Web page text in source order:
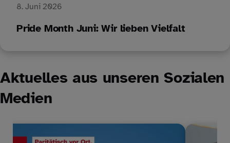
8. Juni 2026
Pride Month Juni: Wir lieben Vielfalt
Aktuelles aus unseren Sozialen
Medien